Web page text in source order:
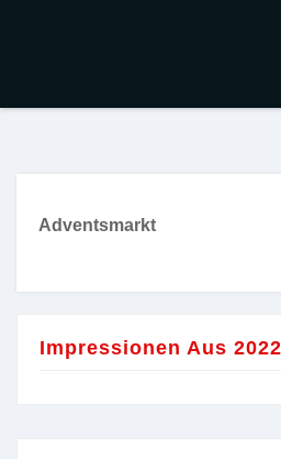
Adventsmarkt
Impressionen Aus 2022